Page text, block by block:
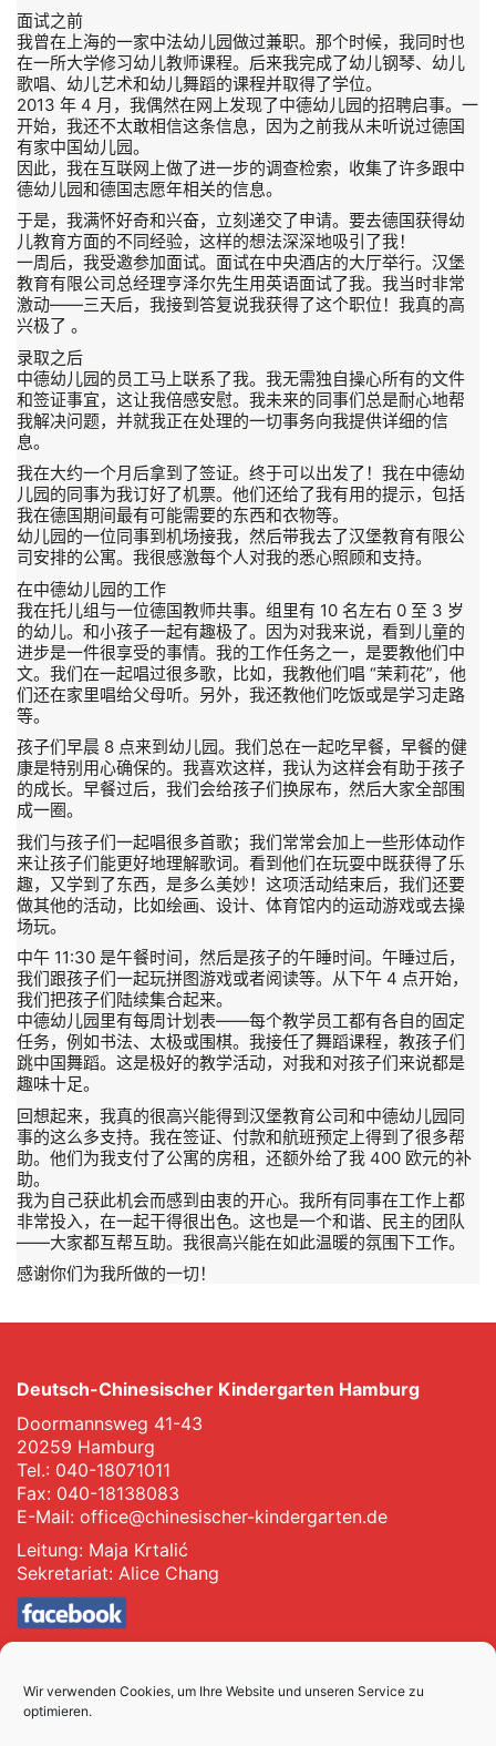
Wir verwenden Cookies, um Ihre Website und unseren Service zu
optimieren.
面试之前
我曾在上海的一家中法幼儿园做过兼职。那个时候，我同时也
在一所大学修习幼儿教师课程。后来我完成了幼儿钢琴、幼儿
歌唱、幼儿艺术和幼儿舞蹈的课程并取得了学位。
2013 年 4 月，我偶然在网上发现了中德幼儿园的招聘启事。一
开始，我还不太敢相信这条信息，因为之前我从未听说过德国
有家中国幼儿园。
因此，我在互联网上做了进一步的调查检索，收集了许多跟中
德幼儿园和德国志愿年相关的信息。
于是，我满怀好奇和兴奋，立刻递交了申请。要去德国获得幼
儿教育方面的不同经验，这样的想法深深地吸引了我！
一周后，我受邀参加面试。面试在中央酒店的大厅举行。汉堡
教育有限公司总经理亨泽尔先生用英语面试了我。我当时非常
激动——三天后，我接到答复说我获得了这个职位！我真的高
兴极了 。
录取之后
中德幼儿园的员工马上联系了我。我无需独自操心所有的文件
和签证事宜，这让我倍感安慰。我未来的同事们总是耐心地帮
我解决问题，并就我正在处理的一切事务向我提供详细的信
息。
我在大约一个月后拿到了签证。终于可以出发了！我在中德幼
儿园的同事为我订好了机票。他们还给了我有用的提示，包括
我在德国期间最有可能需要的东西和衣物等。
幼儿园的一位同事到机场接我，然后带我去了汉堡教育有限公
司安排的公寓。我很感激每个人对我的悉心照顾和支持。
在中德幼儿园的工作
我在托儿组与一位德国教师共事。组里有 10 名左右 0 至 3 岁
的幼儿。和小孩子一起有趣极了。因为对我来说，看到儿童的
进步是一件很享受的事情。我的工作任务之一，是要教他们中
文。我们在一起唱过很多歌，比如，我教他们唱 “茉莉花”，他
们还在家里唱给父母听。另外，我还教他们吃饭或是学习走路
等。
孩子们早晨 8 点来到幼儿园。我们总在一起吃早餐，早餐的健
康是特别用心确保的。我喜欢这样，我认为这样会有助于孩子
的成长。早餐过后，我们会给孩子们换尿布，然后大家全部围
成一圈。
我们与孩子们一起唱很多首歌；我们常常会加上一些形体动作
来让孩子们能更好地理解歌词。看到他们在玩耍中既获得了乐
趣，又学到了东西，是多么美妙！这项活动结束后，我们还要
做其他的活动，比如绘画、设计、体育馆内的运动游戏或去操
场玩。
中午 11:30 是午餐时间，然后是孩子的午睡时间。午睡过后，
我们跟孩子们一起玩拼图游戏或者阅读等。从下午 4 点开始，
我们把孩子们陆续集合起来。
中德幼儿园里有每周计划表——每个教学员工都有各自的固定
任务，例如书法、太极或围棋。我接任了舞蹈课程，教孩子们
跳中国舞蹈。这是极好的教学活动，对我和对孩子们来说都是
趣味十足。
回想起来，我真的很高兴能得到汉堡教育公司和中德幼儿园同
事的这么多支持。我在签证、付款和航班预定上得到了很多帮
助。他们为我支付了公寓的房租，还额外给了我 400 欧元的补
助。
我为自己获此机会而感到由衷的开心。我所有同事在工作上都
非常投入，在一起干得很出色。这也是一个和谐、民主的团队
——大家都互帮互助。我很高兴能在如此温暖的氛围下工作。
感谢你们为我所做的一切！
Deutsch-Chinesischer Kindergarten Hamburg
Doormannsweg 41-43
20259 Hamburg
Tel.: 040-18071011
Fax: 040-18138083
E-Mail: office@chinesischer-kindergarten.de
Leitung: Maja Krtalić
Sekretariat: Alice Chang